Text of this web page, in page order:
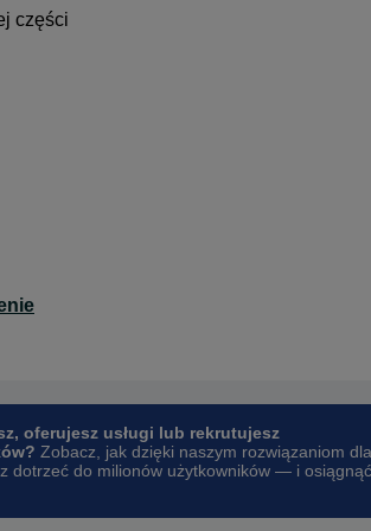
części
oferujesz usługi lub rekrutujesz
Zobacz, jak dzięki naszym rozwiązaniom dla
dotrzeć do milionów użytkowników — i osiągnąć